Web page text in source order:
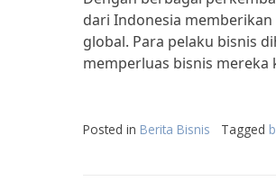
dari Indonesia
global. Para pelaku bisnis
memperluas bisnis mereka
Posted in Berita Bisnis Tagged